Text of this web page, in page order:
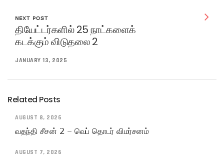
NEXT POST
தியேட்டர்களில் 25 நாட்களைக்
கடக்கும் விடுதலை 2
JANUARY 13, 2025
Related Posts
AUGUST 8, 2026
வதந்தி சீசன் 2 – வெப் தொடர் விமர்சனம்
AUGUST 7, 2026